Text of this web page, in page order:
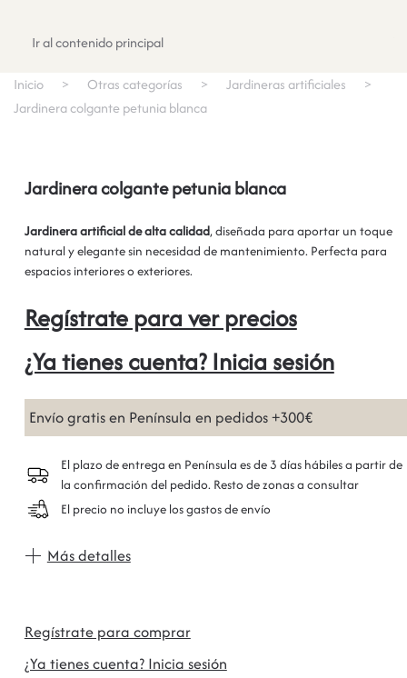
Ir al contenido principal
Inicio Otras categorías
Jardineras artificiales
Jardinera colgante petunia blanca
Jardinera colgante petunia blanca
Jardinera artificial de alta calidad, diseñada para aportar un toque
natural y elegante sin necesidad de mantenimiento. Perfecta para
espacios interiores o exteriores.
Regístrate para ver precios
¿Ya tienes cuenta? Inicia sesión
Envío gratis en Península en pedidos +300€
El plazo de entrega en Península es de 3 días hábiles a partir de
la confirmación del pedido. Resto de zonas a consultar
El precio no incluye los gastos de envío
Más detalles
Regístrate para comprar
¿Ya tienes cuenta? Inicia sesión